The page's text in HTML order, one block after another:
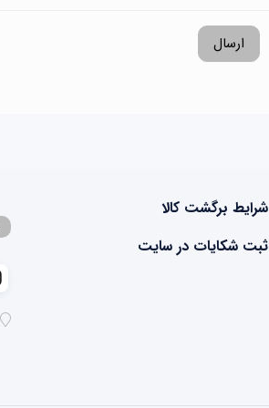
ارسال
شرایط برگشت کالا
ثبت شکایات در سایت